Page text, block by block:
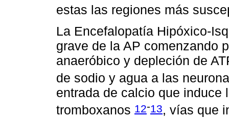
estas las regiones más
La Encefalopatía Hipóxico-
grave de la AP comenzando
anaeróbico y depleción de
de sodio y agua a las
entrada de calcio que
tromboxanos 12-13, vías que